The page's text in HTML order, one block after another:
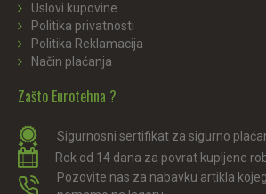
Uslovi kupovine
Politika privatnosti
Politika Reklamacija
Način plaćanja
Zašto Eurotehna ?
Sigurnosni sertifikat za sigurno
Rok od 14 dana za povrat kupljene
Pozovite nas za nabavku artikla